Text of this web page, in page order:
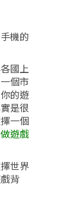
機的
國上
個市
的遊
是很
一個
遊戲
世界
背